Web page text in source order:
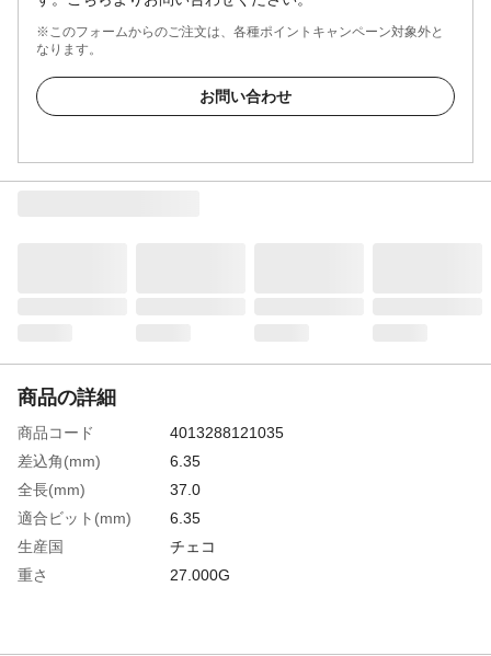
※このフォームからのご注文は、各種ポイントキャンペーン対象外と
なります。
お問い合わせ
商品の詳細
商品コード
4013288121035
差込角(mm)
6.35
全長(mm)
37.0
適合ビット(mm)
6.35
生産国
チェコ
重さ
27.000G